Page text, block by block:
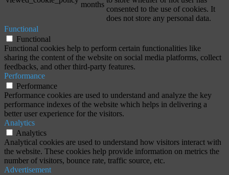
months
consented to the use of cookies. It
does not store any personal data.
Functional
Functional
Functional cookies help to perform certain functionalities like
sharing the content of the website on social media platforms, collect
feedbacks, and other third-party features.
Performance
Performance
Performance cookies are used to understand and analyze the key
performance indexes of the website which helps in delivering a
better user experience for the visitors.
Analytics
Analytics
Analytical cookies are used to understand how visitors interact with
the website. These cookies help provide information on metrics the
number of visitors, bounce rate, traffic source, etc.
Advertisement